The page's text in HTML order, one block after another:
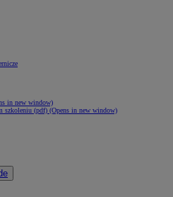
in new window)
szkoleniu (pdf) (Opens in new window)